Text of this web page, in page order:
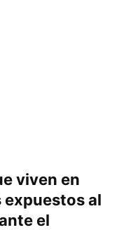
viven en
al
el